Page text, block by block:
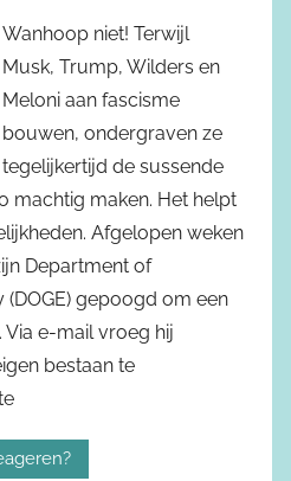
Wanhoop niet! Terwijl
Musk, Trump, Wilders en
Meloni aan fascisme
bouwen, ondergraven ze
tegelijkertijd de sussende
machtig maken. Het helpt
Afgelopen weken
Department of
gepoogd om een
e-mail vroeg hij
bestaan te